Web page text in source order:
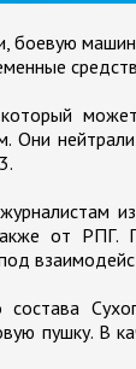
боевую
может
от РПГ.
пушку. В